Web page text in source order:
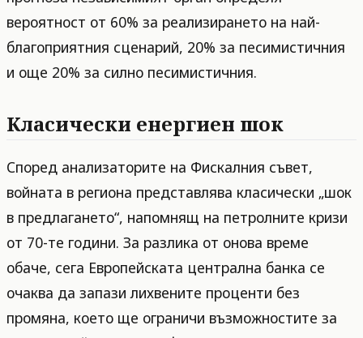
вероятност от 60% за реализирането на най-
благоприятния сценарий, 20% за песимистичния
и още 20% за силно песимистичния.
Класически енергиен шок
Според анализаторите на Фискалния съвет,
войната в региона представлява класически „шок
в предлагането“, напомнящ на петролните кризи
от 70-те години. За разлика от онова време
обаче, сега Европейската централна банка се
очаква да запази лихвените проценти без
промяна, което ще ограничи възможностите за